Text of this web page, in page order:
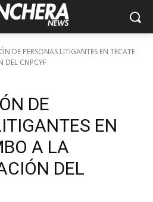
DE PERSONAS LITIGANTES EN TECATE
DEL CNPCYF
DE
EN
A LA
DEL